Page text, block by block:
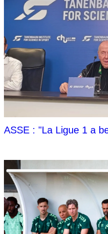
ASSE : "La Ligue 1 a